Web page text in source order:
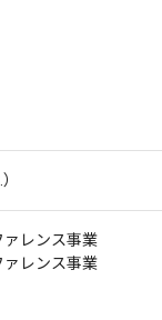
レンス事業
ァレンス事業